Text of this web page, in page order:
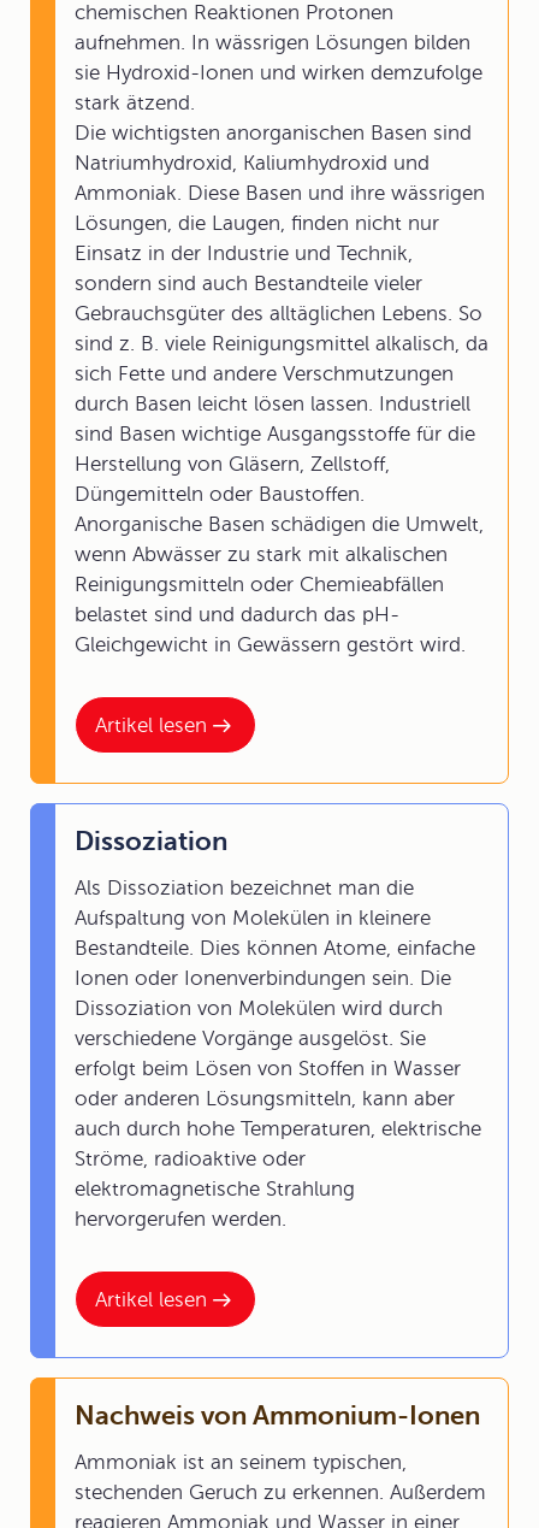
Artikel lesen
chemischen Reaktionen Protonen
aufnehmen. In wässrigen Lösungen bilden
sie Hydroxid-Ionen und wirken demzufolge
stark ätzend.
Die wichtigsten anorganischen Basen sind
Natriumhydroxid, Kaliumhydroxid und
Ammoniak. Diese Basen und ihre wässrigen
Lösungen, die Laugen, finden nicht nur
Einsatz in der Industrie und Technik,
sondern sind auch Bestandteile vieler
Gebrauchsgüter des alltäglichen Lebens. So
sind z. B. viele Reinigungsmittel alkalisch, da
sich Fette und andere Verschmutzungen
durch Basen leicht lösen lassen. Industriell
sind Basen wichtige Ausgangsstoffe für die
Herstellung von Gläsern, Zellstoff,
Düngemitteln oder Baustoffen.
Anorganische Basen schädigen die Umwelt,
wenn Abwässer zu stark mit alkalischen
Reinigungsmitteln oder Chemieabfällen
belastet sind und dadurch das pH-
Gleichgewicht in Gewässern gestört wird.
Artikel lesen
Dissoziation
Als Dissoziation bezeichnet man die
Aufspaltung von Molekülen in kleinere
Bestandteile. Dies können Atome, einfache
Ionen oder Ionenverbindungen sein. Die
Dissoziation von Molekülen wird durch
verschiedene Vorgänge ausgelöst. Sie
erfolgt beim Lösen von Stoffen in Wasser
oder anderen Lösungsmitteln, kann aber
auch durch hohe Temperaturen, elektrische
Ströme, radioaktive oder
elektromagnetische Strahlung
hervorgerufen werden.
Nachweis von Ammonium-Ionen
Ammoniak ist an seinem typischen,
stechenden Geruch zu erkennen. Außerdem
reagieren Ammoniak und Wasser in einer